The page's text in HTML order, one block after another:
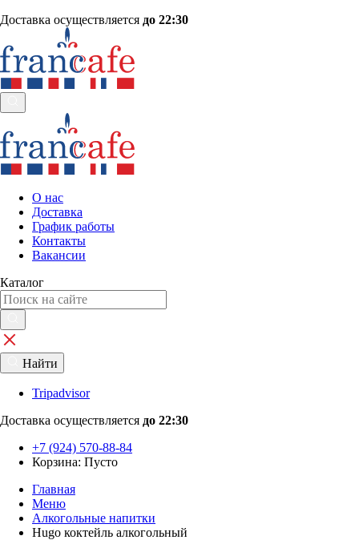
Доставка осуществляется до 22:30
О нас
Доставка
График работы
Контакты
Вакансии
Каталог
Найти
Tripadvisor
Доставка осуществляется до 22:30
+7 (924) 570-88-84
Корзина: Пусто
Главная
Меню
Алкогольные напитки
Hugo коктейль алкогольный